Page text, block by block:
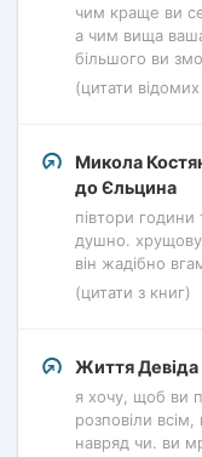
чим краще ви
а чим вища ваша
більшого ви
(цитати
Микола
до Єльцина
півтори години
душно.
він жадібно
(цитати з книг)
Життя Девіда
я хочу, щоб ви
розповіли
навряд чи. ви